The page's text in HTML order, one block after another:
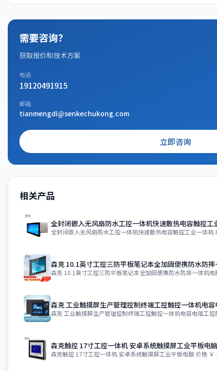
需要咨询？
获取报价和技术方案
电话
19120491915
邮箱
tianmengdi@senkechukong.com
立即咨询
相关产品
全封闭嵌入无风扇防水工控一体机快速散热电容触控工
全封闭嵌入无风扇防水工控一体机快速散热电容触控工业一体机
森克 10.1英寸工控三防平板笔记本全加固便携防水防
森克 10.1英寸工控三防平板笔记本全加固便携防水防摔一体机
森克 工业触摸屏生产管理控制终端工控触控一体机电
森克 工业触摸屏生产管理控制终端工控触控一体机电容电阻工
森克触控 17寸工控一体机 安卓系统触摸屏工业平板电脑
森克触控 17寸工控一体机 安卓系统触摸屏工业平板电脑 价格 ￥